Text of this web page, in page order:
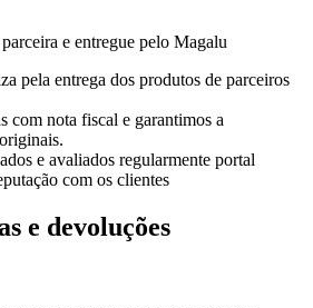
e entregue pelo Magalu
pela entrega dos produtos de parceiros
com nota fiscal e garantimos a
e avaliados regularmente portal
com os clientes
e devoluções